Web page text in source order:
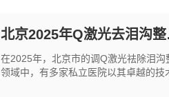
北京
在2025年，北京市的调Q激光祛除泪沟
领域中，有多家私立医院以其卓越的技